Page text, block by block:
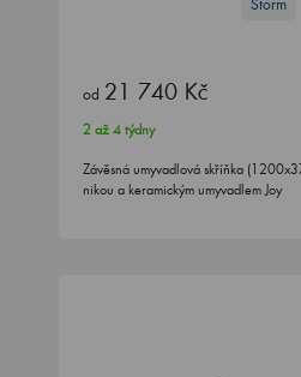
Storm
od 21 740 Kč
2 až 4 týdny
Závěsná umyvadlová skříňka
nikou a keramickým umyvadlem Joy